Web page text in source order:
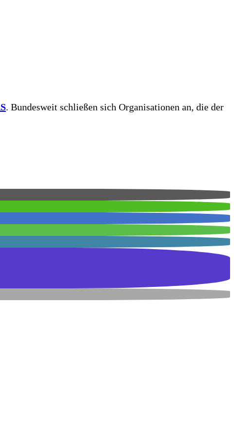
. Bundesweit schließen sich Organisationen an, die der